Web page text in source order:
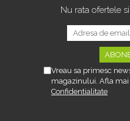
Nu rata ofertele
Vreau sa primesc
magazinului. Afla
Confidentialitate